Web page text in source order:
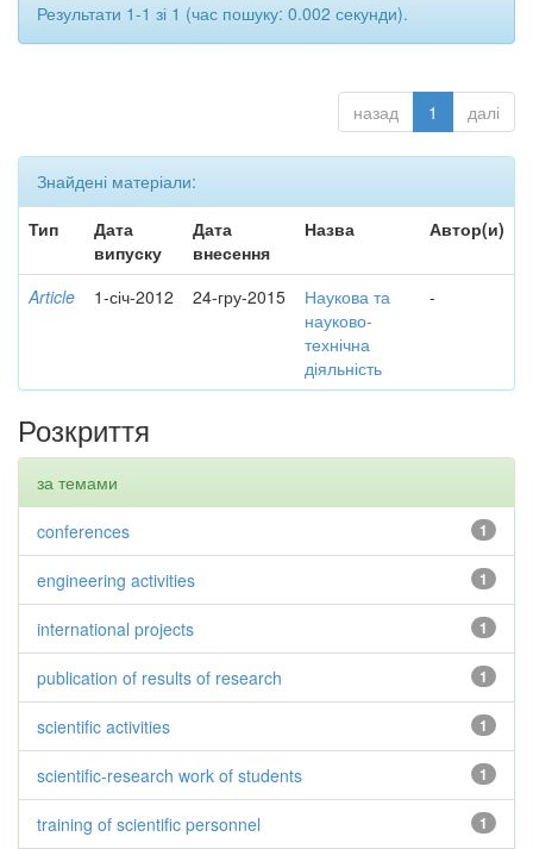
Результати 1-1 зі 1 (час пошуку: 0.002 секунди).
назад 1 далі
Знайдені матеріали:
Тип
Дата
випуску
Дата
внесення
Назва Автор(и)
Article 1-січ-2012 24-гру-2015
Наукова та
науково-
технічна
діяльність
-
Розкриття
за темами
1
conferences
1
engineering activities
1
international projects
1
publication of results of research
1
scientific activities
1
scientific-research work of students
1
training of scientific personnel